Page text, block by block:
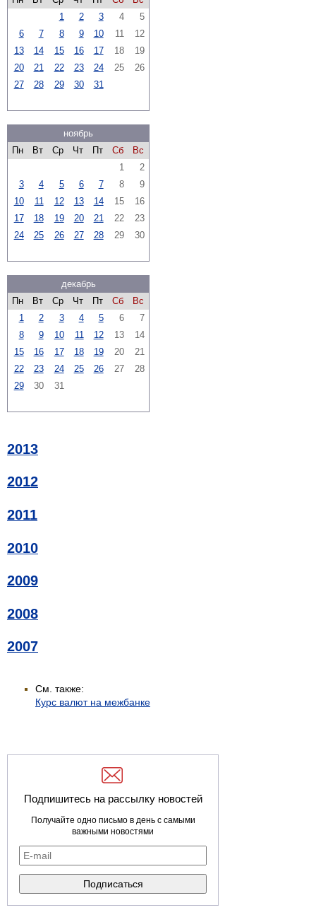
1
2 3 4
5
6
7 8 9 10 11
12
13
14 15 16 17 18
19
20
21 22 23 24 25
26
27
28 29 30 31
ноябрь
Пн
Вт Ср Чт Пт Сб
Вс
1
2
3
4 5 6 7 8
9
10
11 12 13 14 15
16
17
18 19 20 21 22
23
24
25 26 27 28 29 30
декабрь
Пн
Вт Ср Чт Пт Сб
Вс
1
2 3 4 5 6
7
8
9 10 11 12 13
14
15
16 17 18 19 20
21
22
23 24 25 26 27
28
29
30 31
2013
2012
2011
2010
2009
2008
2007
См. также:
Курс валют на межбанке
Подпишитесь на рассылку новостей
Получайте одно письмо в день с самыми
важными новостями